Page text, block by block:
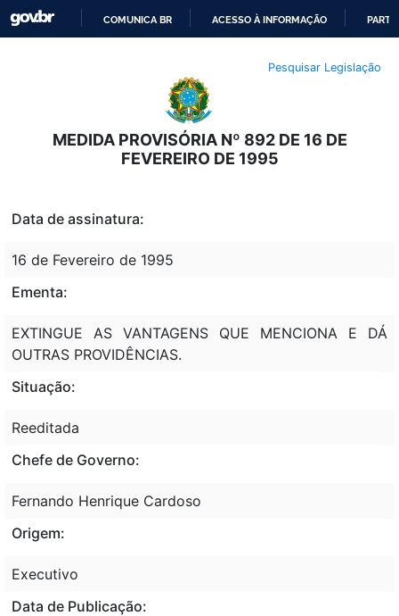
O
CONTEÚDO
COMUNICA BR ACESSO À INFORMAÇÃO
Pesquisar Legislação
MEDIDA PROVISÓRIA Nº 892 DE 16 DE
FEVEREIRO DE 1995
Data de assinatura:
16 de Fevereiro de 1995
Ementa:
EXTINGUE AS VANTAGENS QUE MENCIONA E DÁ
OUTRAS PROVIDÊNCIAS.
Situação:
Reeditada
Chefe de Governo:
Fernando Henrique Cardoso
Origem:
Executivo
Data de Publicação: